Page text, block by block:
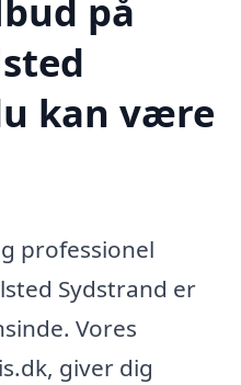
på
kan være
professionel
Sydstrand er
Vores
giver dig